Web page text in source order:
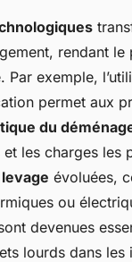
rendant le
Par exemple,
permet aux
du
les charges les
évoluées,
ou
devenues
lourds dans les